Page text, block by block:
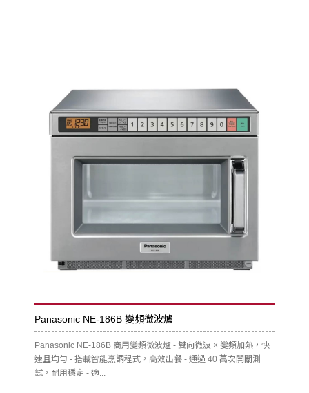
Panasonic NE-186B 變頻微波爐
Panasonic NE-186B 商用變頻微波爐 - 雙向微波 × 變頻加熱，快
速且均勻 - 搭載智能烹調程式，高效出餐 - 通過 40 萬次開關測
試，耐用穩定 - 適...